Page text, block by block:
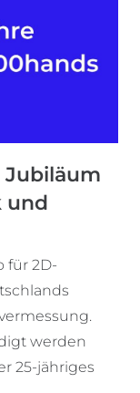
Jubiläum
und
für 2D-
werden
25-jähriges